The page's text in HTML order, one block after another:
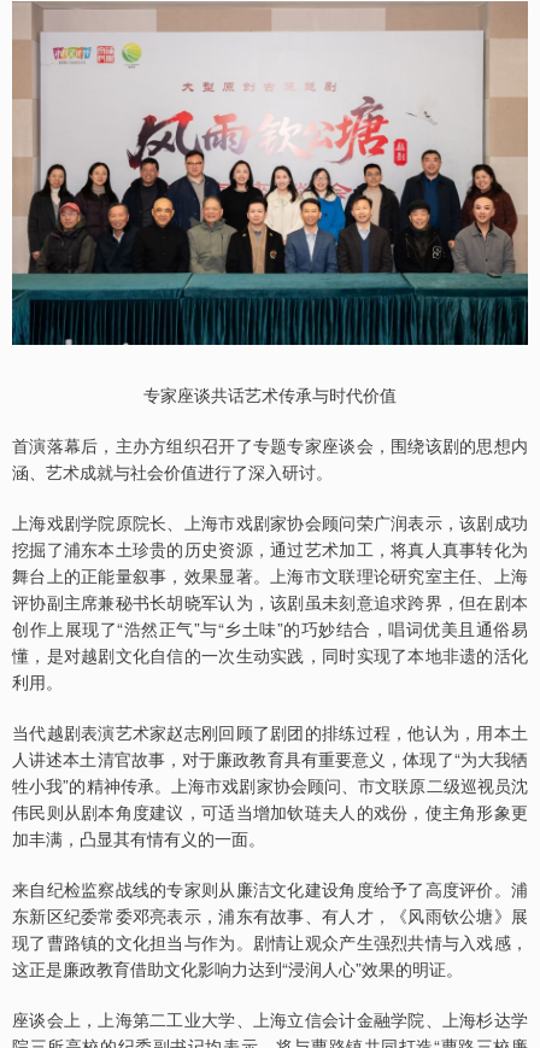
专家座谈共话艺术传承与时代价值
首演落幕后，主办方组织召开了专题专家座谈会，围绕该剧的思想内
涵、艺术成就与社会价值进行了深入研讨。
上海戏剧学院原院长、上海市戏剧家协会顾问荣广润表示，该剧成功
挖掘了浦东本土珍贵的历史资源，通过艺术加工，将真人真事转化为
舞台上的正能量叙事，效果显著。上海市文联理论研究室主任、上海
评协副主席兼秘书长胡晓军认为，该剧虽未刻意追求跨界，但在剧本
创作上展现了“浩然正气”与“乡土味”的巧妙结合，唱词优美且通俗易
懂，是对越剧文化自信的一次生动实践，同时实现了本地非遗的活化
利用。
当代越剧表演艺术家赵志刚回顾了剧团的排练过程，他认为，用本土
人讲述本土清官故事，对于廉政教育具有重要意义，体现了“为大我牺
牲小我”的精神传承。上海市戏剧家协会顾问、市文联原二级巡视员沈
伟民则从剧本角度建议，可适当增加钦琏夫人的戏份，使主角形象更
加丰满，凸显其有情有义的一面。
来自纪检监察战线的专家则从廉洁文化建设角度给予了高度评价。浦
东新区纪委常委邓亮表示，浦东有故事、有人才，《风雨钦公塘》展
现了曹路镇的文化担当与作为。剧情让观众产生强烈共情与入戏感，
这正是廉政教育借助文化影响力达到“浸润人心”效果的明证。
座谈会上，上海第二工业大学、上海立信会计金融学院、上海杉达学